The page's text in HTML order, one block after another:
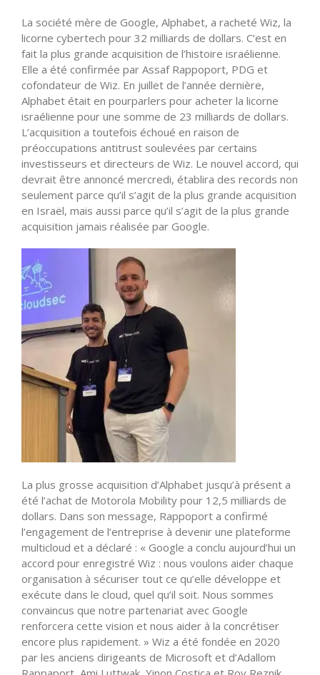
La société mère de Google, Alphabet, a racheté Wiz, la
licorne cybertech pour 32 milliards de dollars. C’est en
fait la plus grande acquisition de l’histoire israélienne.
Elle a été confirmée par Assaf Rappoport, PDG et
cofondateur de Wiz. En juillet de l’année dernière,
Alphabet était en pourparlers pour acheter la licorne
israélienne pour une somme de 23 milliards de dollars.
L’acquisition a toutefois échoué en raison de
préoccupations antitrust soulevées par certains
investisseurs et directeurs de Wiz. Le nouvel accord, qui
devrait être annoncé mercredi, établira des records non
seulement parce qu’il s’agit de la plus grande acquisition
en Israël, mais aussi parce qu’il s’agit de la plus grande
acquisition jamais réalisée par Google.
La plus grosse acquisition d’Alphabet jusqu’à présent a
été l’achat de Motorola Mobility pour 12,5 milliards de
dollars. Dans son message, Rappoport a confirmé
l’engagement de l’entreprise à devenir une plateforme
multicloud et a déclaré : « Google a conclu aujourd’hui un
accord pour enregistré Wiz : nous voulons aider chaque
organisation à sécuriser tout ce qu’elle développe et
exécute dans le cloud, quel qu’il soit. Nous sommes
convaincus que notre partenariat avec Google
renforcera cette vision et nous aider à la concrétiser
encore plus rapidement. » Wiz a été fondée en 2020
par les anciens dirigeants de Microsoft et d’Adallom